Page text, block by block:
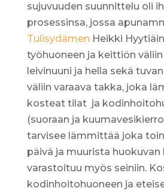
sujuvuuden suunnittelu oli
prosessinsa, jossa
Tulisydämen Heikki
työhuoneen ja keittiön
leivinuuni ja hella sekä
väliin varaava takka, joka
kosteat tilat ja
(suoraan ja
tarvisee lämmittää joka
päivä ja muurista huokuvan
varastoituu myös seiniin.
kodinhoitohuoneen ja